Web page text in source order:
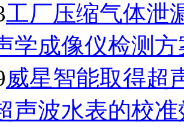
工厂压缩气体泄
学成像仪检测方
威星智能取得超
声波水表的校准